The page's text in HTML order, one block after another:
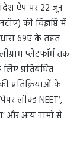
संदेश ऐप पर 22 जून
की विज्ञप्ति में
69ए के तहत
प्लेटफॉर्म तक
प्रतिबंधित
प्रतिक्रियाओं के
लीक्ड NEET’,
और अन्य नामों से